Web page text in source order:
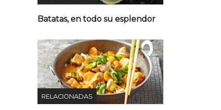
Batatas, en todo su esplendor
RELACIONADAS